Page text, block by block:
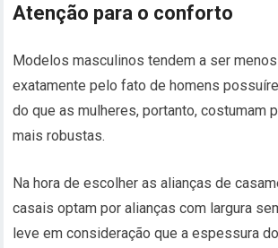
Atenção para o conforto
Modelos masculinos tendem a ser
exatamente pelo fato de homens
do que as mulheres, portanto, costumam
mais robustas.
Na hora de escolher as alianças de
casais optam por alianças com largura
leve em consideração que a espessura